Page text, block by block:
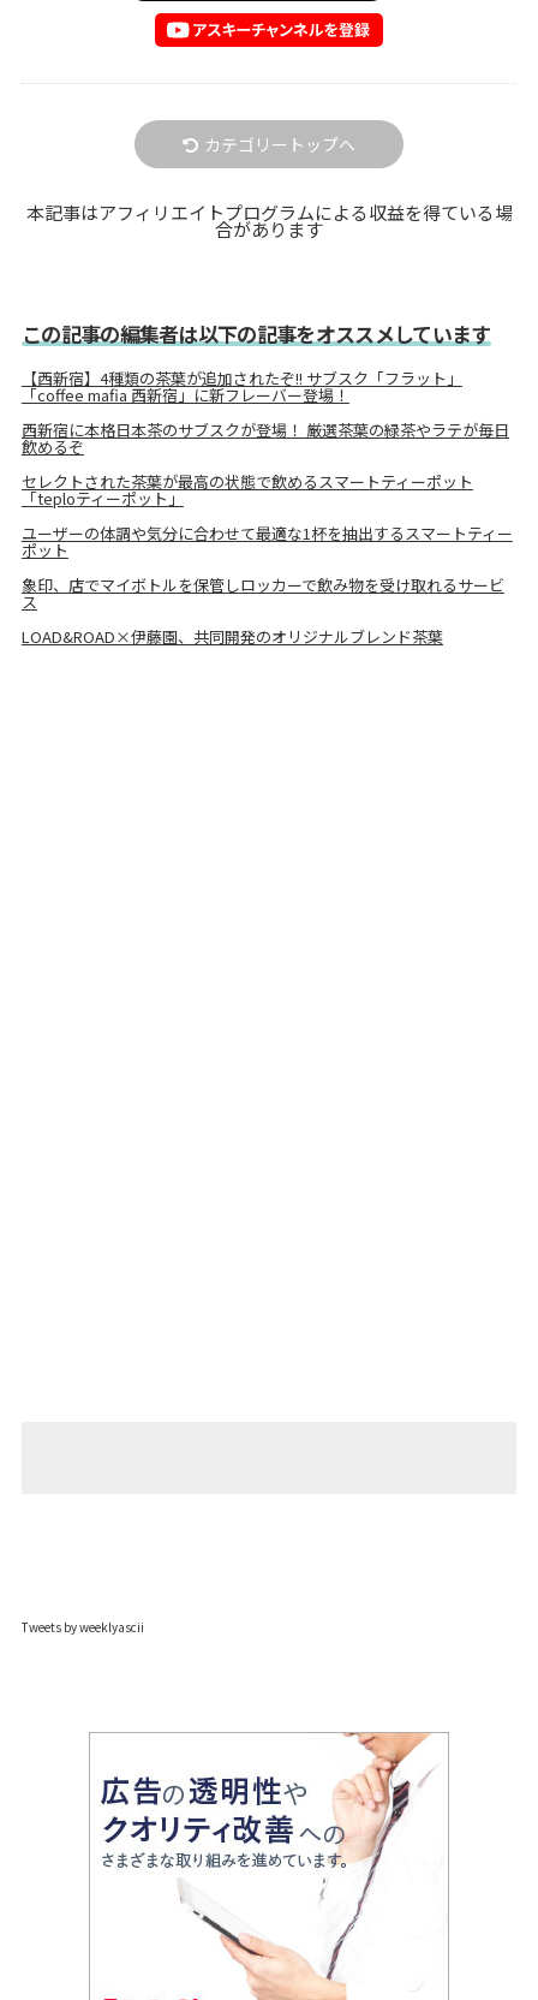
カテゴリートップへ
本記事はアフィリエイトプログラムによる収益を得ている場
合があります
この記事の編集者は以下の記事をオススメしています
【西新宿】4種類の茶葉が追加されたぞ!! サブスク「フラット」
「coffee mafia 西新宿」に新フレーバー登場！
西新宿に本格日本茶のサブスクが登場！ 厳選茶葉の緑茶やラテが毎日
飲めるぞ
セレクトされた茶葉が最高の状態で飲めるスマートティーポット
「teploティーポット」
ユーザーの体調や気分に合わせて最適な1杯を抽出するスマートティー
ポット
象印、店でマイボトルを保管しロッカーで飲み物を受け取れるサービ
ス
LOAD&ROAD×伊藤園、共同開発のオリジナルブレンド茶葉
Tweets by weeklyascii